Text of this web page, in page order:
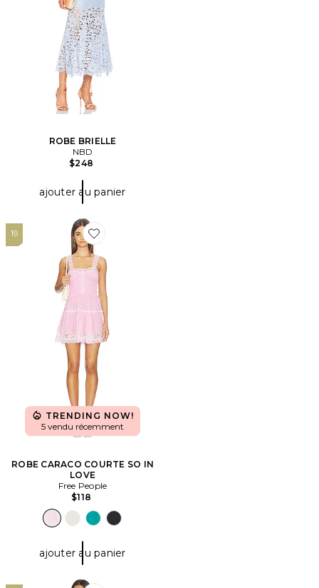
ROBE BRIELLE
NBD
$248
ajouter au panier
19
Favorite ROBE CARACO COURTE SO IN LOVE
TRENDING NOW!
5 vendu récemment
ROBE CARACO COURTE SO IN
LOVE
Free People
$118
ajouter au panier